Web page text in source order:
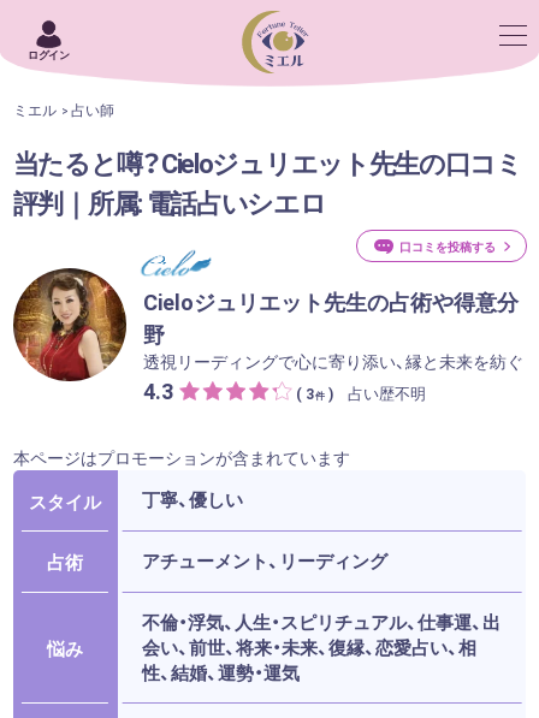
ログイン
ミエル 占い師
当たると噂？Cieloジュリエット先生の口コミ
評判｜所属: 電話占いシエロ
Cieloジュリエット先生の占術や得意分
野
透視リーディングで心に寄り添い、縁と未来を紡ぐ
4.3 ( 3件 ) 占い歴不明
口コミを投稿する
本ページはプロモーションが含まれています
スタイル 丁寧、優しい
占術 アチューメント、リーディング
悩み
不倫・浮気、人生・スピリチュアル、仕事運、出
会い、前世、将来・未来、復縁、恋愛占い、相
性、結婚、運勢・運気